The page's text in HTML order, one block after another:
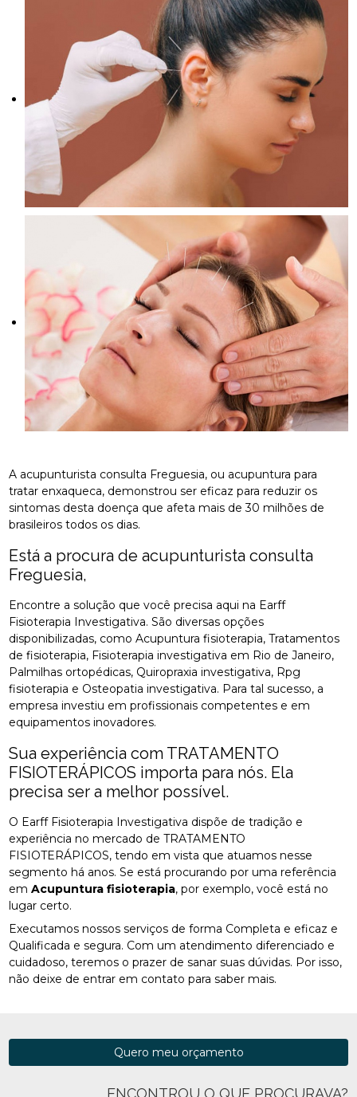
A acupunturista consulta Freguesia, ou acupuntura para
tratar enxaqueca, demonstrou ser eficaz para reduzir os
sintomas desta doença que afeta mais de 30 milhões de
brasileiros todos os dias.
Está a procura de acupunturista consulta
Freguesia,
Encontre a solução que você precisa aqui na Earff
Fisioterapia Investigativa. São diversas opções
disponibilizadas, como Acupuntura fisioterapia, Tratamentos
de fisioterapia, Fisioterapia investigativa em Rio de Janeiro,
Palmilhas ortopédicas, Quiropraxia investigativa, Rpg
fisioterapia e Osteopatia investigativa. Para tal sucesso, a
empresa investiu em profissionais competentes e em
equipamentos inovadores.
Sua experiência com TRATAMENTO
FISIOTERÁPICOS importa para nós. Ela
precisa ser a melhor possível.
O Earff Fisioterapia Investigativa dispõe de tradição e
experiência no mercado de TRATAMENTO
FISIOTERÁPICOS, tendo em vista que atuamos nesse
segmento há anos. Se está procurando por uma referência
emAcupuntura fisioterapia, por exemplo, você está no
lugar certo.
Executamos nossos serviços de forma Completa e eficaz e
Qualificada e segura. Com um atendimento diferenciado e
cuidadoso, teremos o prazer de sanar suas dúvidas. Por isso,
não deixe de entrar em contato para saber mais.
ENCONTROU O QUE PROCURAVA?
Quero meu orçamento